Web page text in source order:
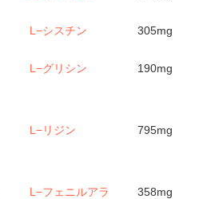
L−シスチン 305mg
L−グリシン 190mg
L−リジン 795mg
L−フェニルアラ
358mg